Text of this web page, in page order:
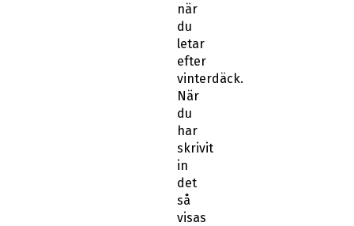
när
du
letar
efter
vinterdäck.
När
du
har
skrivit
in
det
så
visas